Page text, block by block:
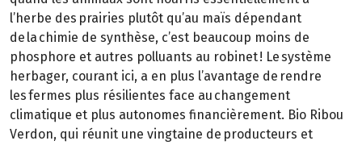
l’herbe des prairies plutôt qu’au maïs dépendant
de la chimie de synthèse, c’est beaucoup moins de
phosphore et autres polluants au robinet ! Le système
herbager, courant ici, a en plus l’avantage de rendre
les fermes plus résilientes face au changement
climatique et plus autonomes financièrement. Bio Ribou
Verdon, qui réunit une vingtaine de producteurs et